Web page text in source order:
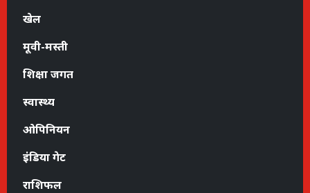
खेल
मूवी-मस्ती
शिक्षा जगत
स्वास्थ्य
ओपिनियन
इंडिया गेट
राशिफल